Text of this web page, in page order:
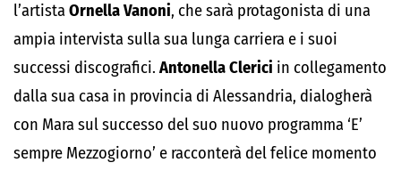
l’artista Ornella Vanoni, che sarà protagonista di una
ampia intervista sulla sua lunga carriera e i suoi
successi discografici. Antonella Clerici in collegamento
dalla sua casa in provincia di Alessandria, dialogherà
con Mara sul successo del suo nuovo programma ‘E’
sempre Mezzogiorno’ e racconterà del felice momento